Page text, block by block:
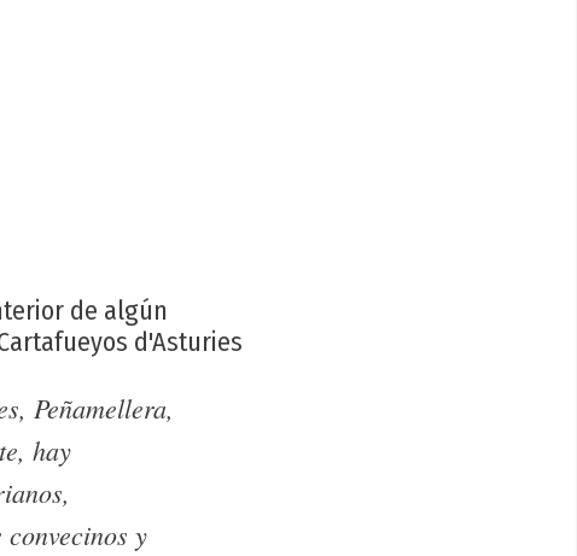
de algún
d'Asturies
Peñamellera,
hay
y